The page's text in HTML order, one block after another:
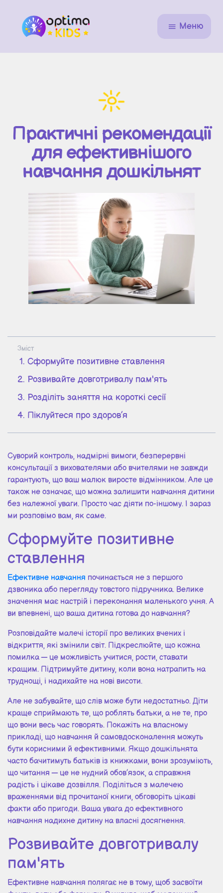
Меню
Практичні рекомендації
для ефективнішого
навчання дошкільнят
Зміст
Сформуйте позитивне ставлення
Розвивайте довготривалу пам'ять
Розділіть заняття на короткі сесії
Піклуйтеся про здоров’я
Суворий контроль, надмірні вимоги, безперервні
консультації з вихователями або вчителями не завжди
гарантують, що ваш малюк виросте відмінником. Але це
також не означає, що можна залишити навчання дитини
без належної уваги. Просто час діяти по-іншому. І зараз
ми розповімо вам, як саме.
Сформуйте позитивне
ставлення
Ефективне навчання починається не з першого
дзвоника або перегляду товстого підручника. Велике
значення має настрій і переконання маленького учня. А
ви впевнені, що ваша дитина готова до навчання?
Розповідайте малечі історії про великих вчених і
відкриття, які змінили світ. Підкреслюйте, що кожна
помилка — це можливість учитися, рости, ставати
кращим. Підтримуйте дитину, коли вона натрапить на
труднощі, і надихайте на нові висоти.
Але не забувайте, що слів може бути недостатньо. Діти
краще сприймають те, що роблять батьки, а не те, про
що вони весь час говорять. Покажіть на власному
прикладі, що навчання й самовдосконалення можуть
бути корисними й ефективними. Якщо дошкільнята
часто бачитимуть батьків із книжками, вони зрозуміють,
що читання — це не нудний обов’язок, а справжня
радість і цікаве дозвілля. Поділіться з малечею
враженнями від прочитаної книги, обговоріть цікаві
факти або пригоди. Ваша увага до ефективного
навчання надихне дитину на власні досягнення.
Розвивайте довготривалу
пам'ять
Ефективне навчання полягає не в тому, щоб засвоїти